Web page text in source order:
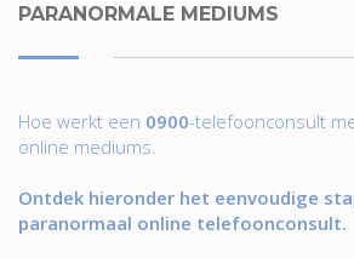
PARANORMALE MEDIUMS
Hoe werkt een 0900-telefoonconsult
online mediums.
Ontdek hieronder het eenvoudige
paranormaal online telefoonconsult.